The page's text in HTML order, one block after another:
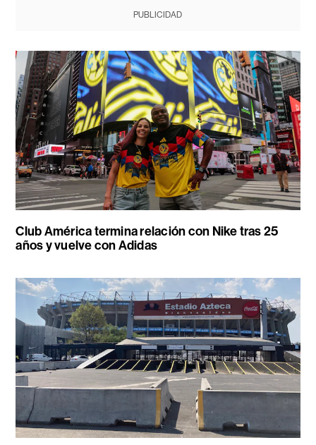
PUBLICIDAD
Club América termina relación con Nike tras 25
años y vuelve con Adidas